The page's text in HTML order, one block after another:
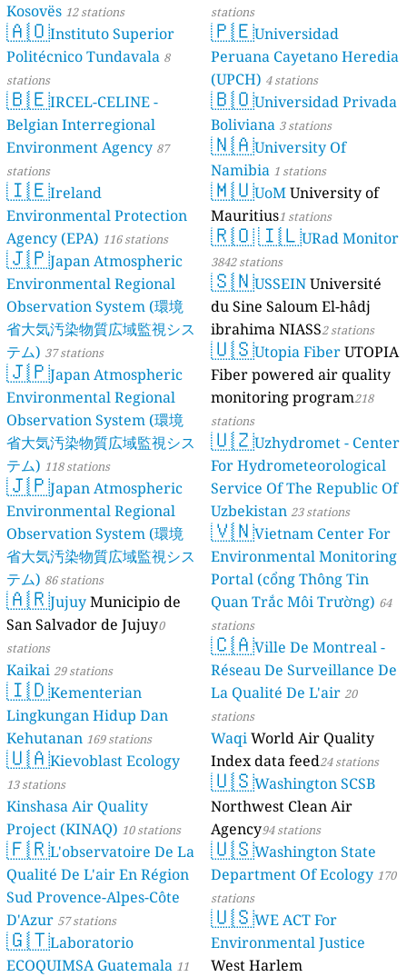
Kosovës 12 stations
🇦🇴Instituto Superior
Politécnico Tundavala 8
stations
🇧🇪IRCEL-CELINE -
Belgian Interregional
Environment Agency 87
stations
🇮🇪Ireland
Environmental Protection
Agency (EPA) 116 stations
🇯🇵Japan Atmospheric
Environmental Regional
Observation System (環境
省大気汚染物質広域監視シス
テム) 37 stations
🇯🇵Japan Atmospheric
Environmental Regional
Observation System (環境
省大気汚染物質広域監視シス
テム) 118 stations
🇯🇵Japan Atmospheric
Environmental Regional
Observation System (環境
省大気汚染物質広域監視シス
テム) 86 stations
🇦🇷Jujuy Municipio de
San Salvador de Jujuy0
stations
Kaikai 29 stations
🇮🇩Kementerian
Lingkungan Hidup Dan
Kehutanan 169 stations
🇺🇦Kievoblast Ecology
13 stations
Kinshasa Air Quality
Project (KINAQ) 10 stations
🇫🇷L'observatoire De La
Qualité De L'air En Région
Sud Provence-Alpes-Côte
D'Azur 57 stations
🇬🇹Laboratorio
ECOQUIMSA Guatemala 11
stations
🇵🇪Universidad
Peruana Cayetano Heredia
(UPCH) 4 stations
🇧🇴Universidad Privada
Boliviana 3 stations
🇳🇦University Of
Namibia 1 stations
🇲🇺UoMUniversity of
Mauritius1 stations
🇷🇴🇮🇱URad Monitor
3842 stations
🇸🇳USSEINUniversité
du Sine Saloum El-hâdj
ibrahima NIASS2 stations
🇺🇸Utopia FiberUTOPIA
Fiber powered air quality
monitoring program218
stations
🇺🇿Uzhydromet - Center
For Hydrometeorological
Service Of The Republic Of
Uzbekistan 23 stations
🇻🇳Vietnam Center For
Environmental Monitoring
Portal (cổng Thông Tin
Quan Trắc Môi Trường) 64
stations
🇨🇦Ville De Montreal -
Réseau De Surveillance De
La Qualité De L'air 20
stations
WaqiWorld Air Quality
Index data feed24 stations
🇺🇸Washington SCSB
Northwest Clean Air
Agency94 stations
🇺🇸Washington State
Department Of Ecology 170
stations
🇺🇸WE ACT For
Environmental Justice
West Harlem